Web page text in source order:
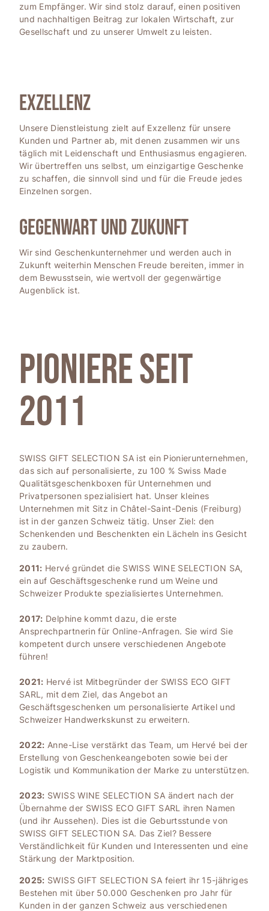
zum Empfänger. Wir sind stolz darauf, einen positiven
und nachhaltigen Beitrag zur lokalen Wirtschaft, zur
Gesellschaft und zu unserer Umwelt zu leisten.
EXZELLENZ
Unsere Dienstleistung zielt auf Exzellenz für unsere
Kunden und Partner ab, mit denen zusammen wir uns
täglich mit Leidenschaft und Enthusiasmus engagieren.
Wir übertreffen uns selbst, um einzigartige Geschenke
zu schaffen, die sinnvoll sind und für die Freude jedes
Einzelnen sorgen.
GEGENWART UND ZUKUNFT
Wir sind Geschenkunternehmer und werden auch in
Zukunft weiterhin Menschen Freude bereiten, immer in
dem Bewusstsein, wie wertvoll der gegenwärtige
Augenblick ist.
Pioniere seit
2011
SWISS GIFT SELECTION SA ist ein Pionierunternehmen,
das sich auf personalisierte, zu 100 % Swiss Made
Qualitätsgeschenkboxen für Unternehmen und
Privatpersonen spezialisiert hat. Unser kleines
Unternehmen mit Sitz in Châtel-Saint-Denis (Freiburg)
ist in der ganzen Schweiz tätig. Unser Ziel: den
Schenkenden und Beschenkten ein Lächeln ins Gesicht
zu zaubern.
2011: Hervé gründet die SWISS WINE SELECTION SA,
ein auf Geschäftsgeschenke rund um Weine und
Schweizer Produkte spezialisiertes Unternehmen.
2017: Delphine kommt dazu, die erste
Ansprechpartnerin für Online-Anfragen. Sie wird Sie
kompetent durch unsere verschiedenen Angebote
führen!
2021: Hervé ist Mitbegründer der SWISS ECO GIFT
SARL, mit dem Ziel, das Angebot an
Geschäftsgeschenken um personalisierte Artikel und
Schweizer Handwerkskunst zu erweitern.
2022: Anne-Lise verstärkt das Team, um Hervé bei der
Erstellung von Geschenkeangeboten sowie bei der
Logistik und Kommunikation der Marke zu unterstützen.
2023: SWISS WINE SELECTION SA ändert nach der
Übernahme der SWISS ECO GIFT SARL ihren Namen
(und ihr Aussehen). Dies ist die Geburtsstunde von
SWISS GIFT SELECTION SA. Das Ziel? Bessere
Verständlichkeit für Kunden und Interessenten und eine
Stärkung der Marktposition.
2025: SWISS GIFT SELECTION SA feiert ihr 15-jähriges
Bestehen mit über 50.000 Geschenken pro Jahr für
Kunden in der ganzen Schweiz aus verschiedenen